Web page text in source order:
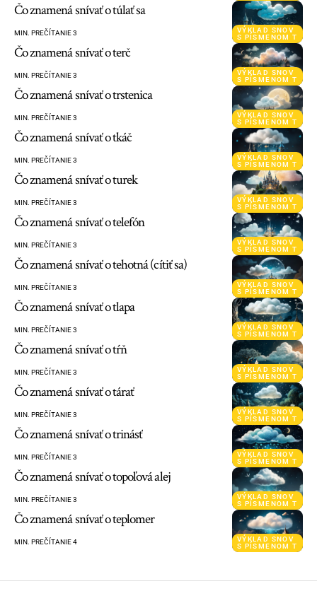
VÝKLAD SNOV
S PÍSMENOM T
Čo znamená snívať o túlať sa
MIN. PREČÍTANIE 3
VÝKLAD SNOV
S PÍSMENOM T
Čo znamená snívať o terč
MIN. PREČÍTANIE 3
VÝKLAD SNOV
S PÍSMENOM T
Čo znamená snívať o trstenica
MIN. PREČÍTANIE 3
VÝKLAD SNOV
S PÍSMENOM T
Čo znamená snívať o tkáč
MIN. PREČÍTANIE 3
VÝKLAD SNOV
S PÍSMENOM T
Čo znamená snívať o turek
MIN. PREČÍTANIE 3
VÝKLAD SNOV
S PÍSMENOM T
Čo znamená snívať o telefón
MIN. PREČÍTANIE 3
VÝKLAD SNOV
S PÍSMENOM T
Čo znamená snívať o tehotná (cítiť sa)
MIN. PREČÍTANIE 3
VÝKLAD SNOV
S PÍSMENOM T
Čo znamená snívať o tlapa
MIN. PREČÍTANIE 3
VÝKLAD SNOV
S PÍSMENOM T
Čo znamená snívať o tŕň
MIN. PREČÍTANIE 3
VÝKLAD SNOV
S PÍSMENOM T
Čo znamená snívať o tárať
MIN. PREČÍTANIE 3
VÝKLAD SNOV
S PÍSMENOM T
Čo znamená snívať o trinásť
MIN. PREČÍTANIE 3
VÝKLAD SNOV
S PÍSMENOM T
Čo znamená snívať o topoľová alej
MIN. PREČÍTANIE 3
VÝKLAD SNOV
S PÍSMENOM T
Čo znamená snívať o teplomer
MIN. PREČÍTANIE 4